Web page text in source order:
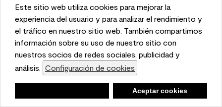
This website uses cookies to enhance user experience
and to analyze performance and traffic on our website.
We also share information about your use of our site
with our social media, advertising, and analytics
partners. Cookie Settings
Accept Cookies
Este sitio web utiliza cookies para mejorar la
experiencia del usuario y para analizar el rendimiento y
el tráfico en nuestro sitio web. También compartimos
información sobre su uso de nuestro sitio con
nuestros socios de redes sociales, publicidad y
análisis. Configuración de cookies
Aceptar cookies
Benjamin Moore